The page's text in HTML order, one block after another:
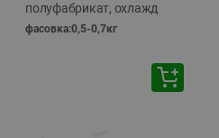
полуфабрикат, охлажд
фасовка:0,5-0,7кг